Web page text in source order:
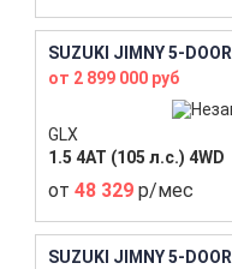
SUZUKI JIMNY 5-DOOR
от 2 899 000 руб
GLX
1.5 4AT (105 л.с.) 4WD
от 48 329 р/мес
SUZUKI JIMNY 5-DOOR